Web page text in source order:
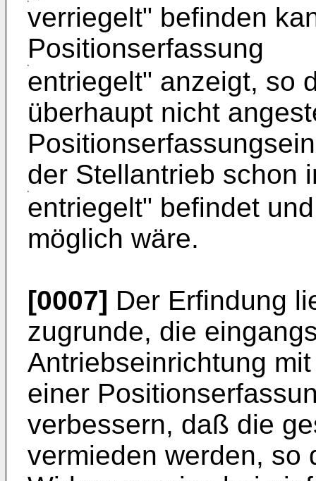
verriegelt" befinden
Positionserfassung
entriegelt" anzeigt, so
überhaupt nicht
der Stellantrieb schon
entriegelt" befindet
möglich wäre.
[0007] Der Erfindung
zugrunde, die
Antriebseinrichtung
einer
verbessern, daß die
vermieden werden, so